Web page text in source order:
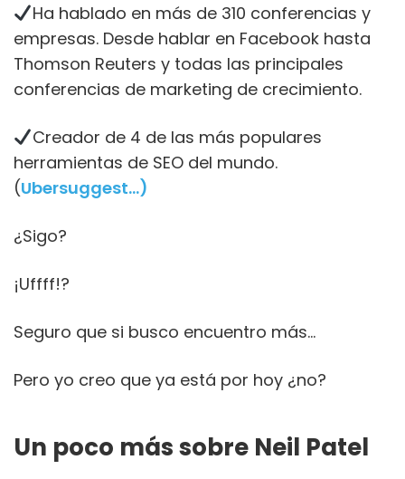
Ha hablado en más de 310 conferencias y
empresas. Desde hablar en Facebook hasta
Thomson Reuters y todas las principales
conferencias de marketing de crecimiento.
Creador de 4 de las más populares
herramientas de SEO del mundo.
(Ubersuggest…)
¿Sigo?
¡Uffff!?
Seguro que si busco encuentro más…
Pero yo creo que ya está por hoy ¿no?
Un poco más sobre Neil Patel